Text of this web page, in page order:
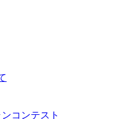
コンテスト